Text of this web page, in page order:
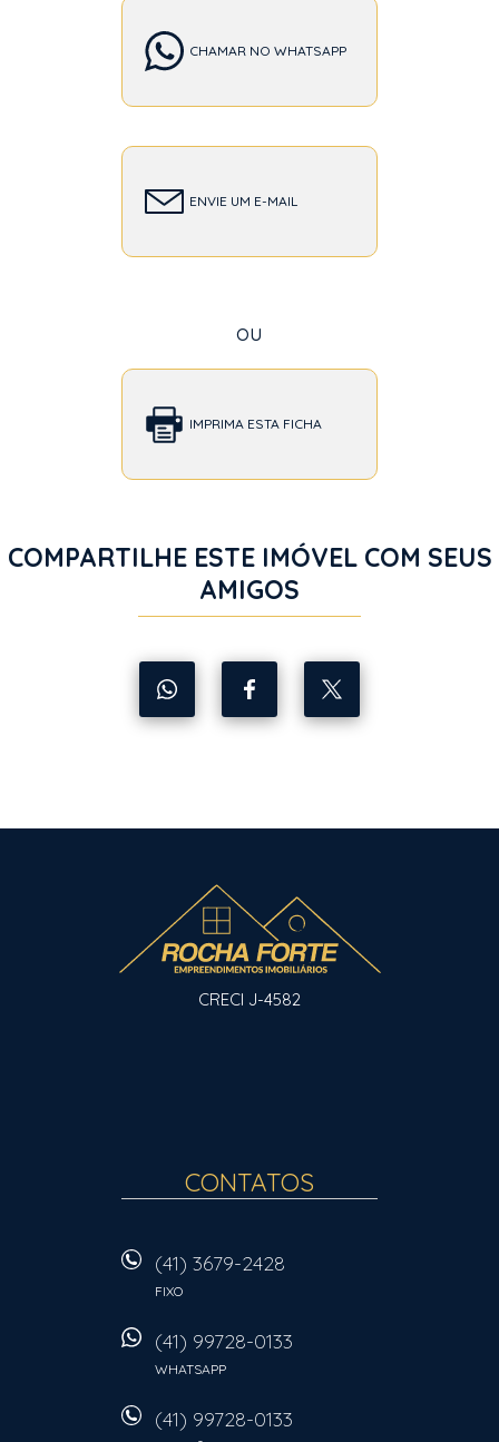
CHAMAR NO WHATSAPP
ENVIE UM E-MAIL
ou
IMPRIMA ESTA FICHA
COMPARTILHE ESTE IMÓVEL COM SEUS
AMIGOS
CRECI J-4582
CONTATOS
(41) 3679-2428
FIXO
(41) 99728-0133
WHATSAPP
(41) 99728-0133